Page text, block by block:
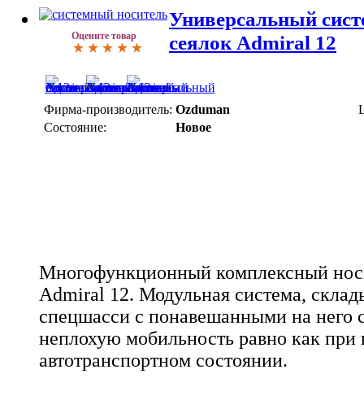
Оцените товар
Универсальный
сеялок Admiral 12
Фирма-производитель: Ozduman
Состояние:
Новое
Многофункционный комплексный
Admiral 12. Модульная система,
спецшасси с понавешанными на него
неплохую мобильность равно как при
автотранспортном состоянии.